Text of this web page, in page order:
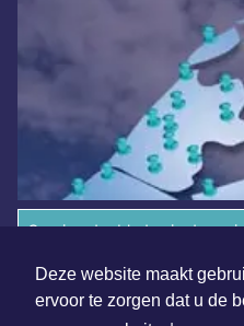
Deze website maakt
ervoor te zorgen dat u de
Overige dagbladen in de
Algemene voorwaarden